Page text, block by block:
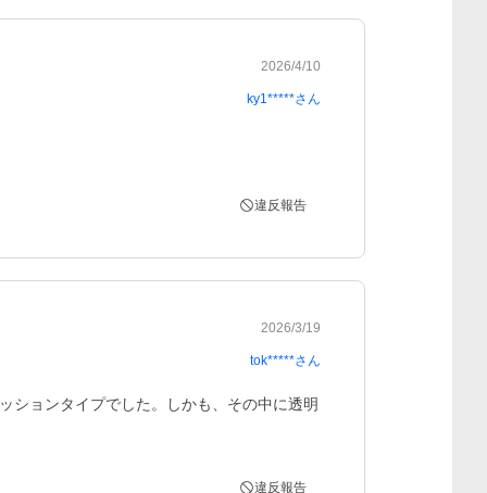
2026/4/10
ky1*****さん
違反報告
2026/3/19
tok*****さん
ションタイプでした。しかも、その中に透明
違反報告